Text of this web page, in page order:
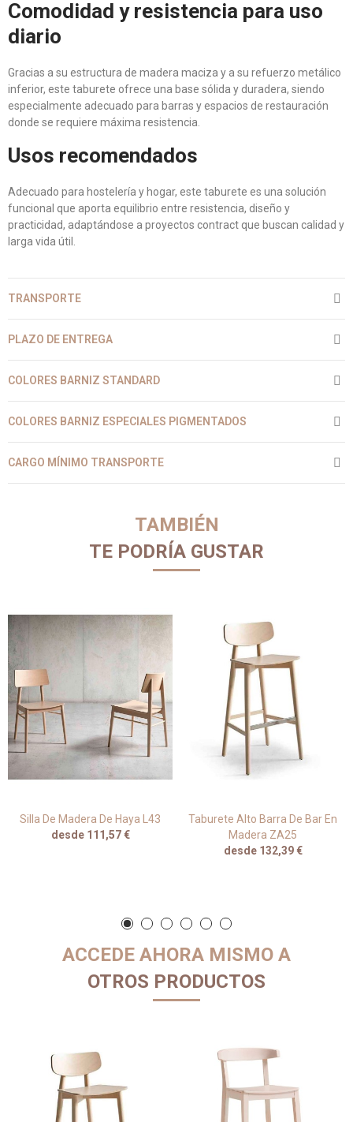
Comodidad y resistencia para uso
diario
Gracias a su estructura de madera maciza y a su refuerzo metálico
inferior, este taburete ofrece una base sólida y duradera, siendo
especialmente adecuado para barras y espacios de restauración
donde se requiere máxima resistencia.
Usos recomendados
Adecuado para hostelería y hogar, este taburete es una solución
funcional que aporta equilibrio entre resistencia, diseño y
practicidad, adaptándose a proyectos contract que buscan calidad y
larga vida útil.
TRANSPORTE
PLAZO DE ENTREGA
COLORES BARNIZ STANDARD
COLORES BARNIZ ESPECIALES PIGMENTADOS
CARGO MÍNIMO TRANSPORTE
TAMBIÉN
TE PODRÍA GUSTAR
Silla De Madera De Haya L43
desde 111,57 €
Taburete Alto Barra De Bar En
Madera ZA25
desde 132,39 €
ACCEDE AHORA MISMO A
OTROS PRODUCTOS